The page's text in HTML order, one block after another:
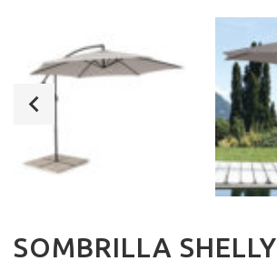
SOMBRILLA SHELLY